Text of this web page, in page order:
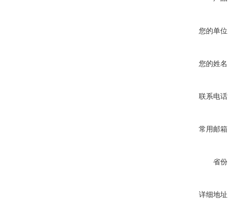
您的单位
您的姓名
联系电话
常用邮箱
省份
详细地址